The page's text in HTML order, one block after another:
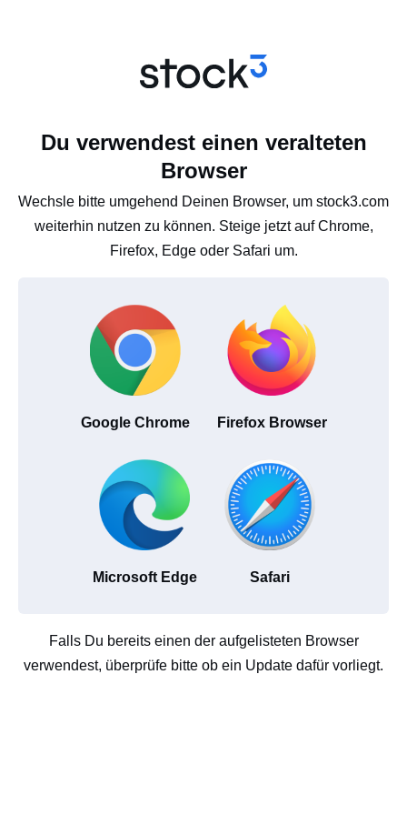
Du verwendest einen veralteten
Browser
Wechsle bitte umgehend Deinen Browser, um stock3.com
weiterhin nutzen zu können. Steige jetzt auf Chrome,
Firefox, Edge oder Safari um.
Google Chrome Firefox Browser
Microsoft Edge Safari
Falls Du bereits einen der aufgelisteten Browser
verwendest, überprüfe bitte ob ein Update dafür vorliegt.